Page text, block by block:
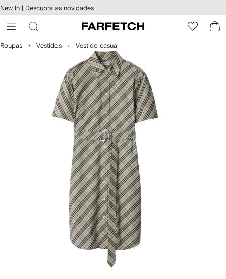
o
New In | Descubra as novidades
Roupas Vestidos Vestido casual